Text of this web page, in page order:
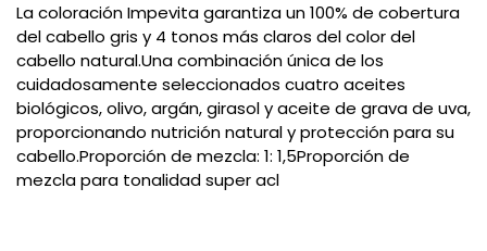
La coloración Impevita garantiza un 100% de cobertura
del cabello gris y 4 tonos más claros del color del
cabello natural.Una combinación única de los
cuidadosamente seleccionados cuatro aceites
biológicos, olivo, argán, girasol y aceite de grava de uva,
proporcionando nutrición natural y protección para su
cabello.Proporción de mezcla: 1: 1,5Proporción de
mezcla para tonalidad super acl